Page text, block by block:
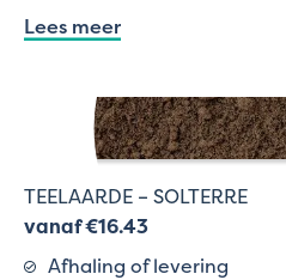
Lees meer
TEELAARDE – SOLTERRE
vanaf €16.43
Afhaling of levering